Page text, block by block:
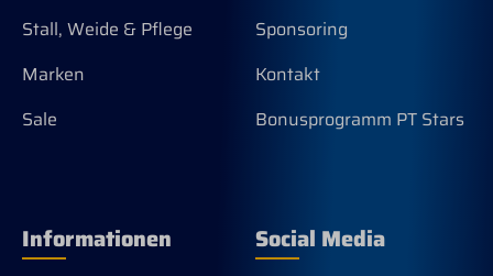
Stall, Weide & Pflege
Marken
Sale
Sponsoring
Kontakt
Bonusprogramm PT Stars
Informationen Social Media